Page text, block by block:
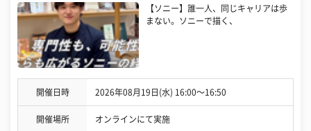
【ソニー】誰一人、同じキャリアは歩
まない。ソニーで描く、
開催日時 2026年08月19日(水) 16:00〜16:50
開催場所 オンラインにて実施